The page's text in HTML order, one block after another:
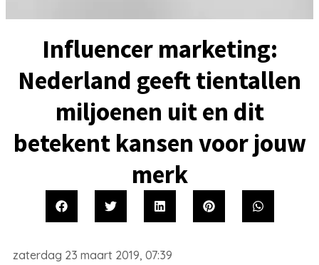
Influencer marketing:
Nederland geeft tientallen
miljoenen uit en dit
betekent kansen voor jouw
merk
zaterdag 23 maart 2019, 07:39